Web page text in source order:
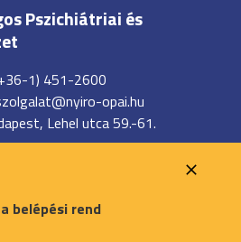
Pszichiátriai és
1) 451-2600
opai.hu
Lehel utca 59.-61.
belépési rend